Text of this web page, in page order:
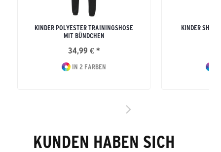
KINDER POLYESTER TRAININGSHOSE
MIT BÜNDCHEN
34,99 € *
IN 2 FARBEN
KINDER
KUNDEN HABEN SICH